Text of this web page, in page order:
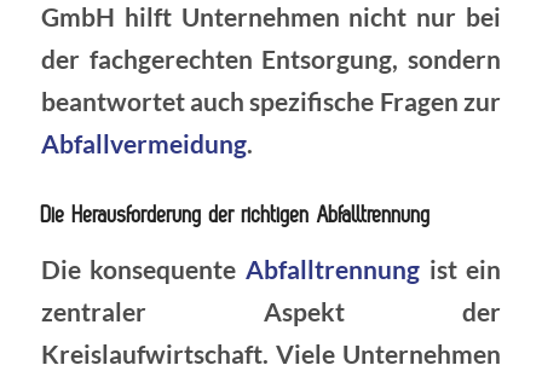
GmbH hilft Unternehmen nicht nur bei
der fachgerechten Entsorgung, sondern
beantwortet auch spezifische Fragen zur
Abfallvermeidung.
Die Herausforderung der richtigen Abfalltrennung
Die konsequente Abfalltrennung ist ein
zentraler Aspekt der
Kreislaufwirtschaft. Viele Unternehmen